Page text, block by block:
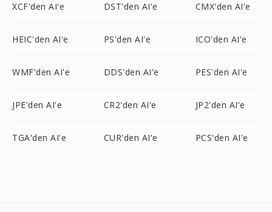
XCF'den AI'e DST'den AI'e CMX'den AI'e
HEIC'den AI'e PS'den AI'e ICO'den AI'e
WMF'den AI'e DDS'den AI'e PES'den AI'e
JPE'den AI'e CR2'den AI'e JP2'den AI'e
TGA'den AI'e CUR'den AI'e PCS'den AI'e